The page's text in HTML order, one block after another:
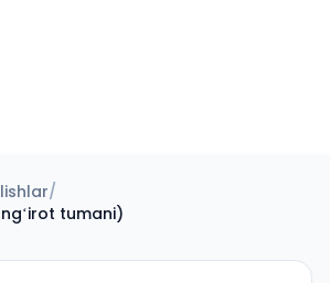
/
tumani)